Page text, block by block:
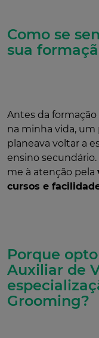
Como se
sua
Antes da
na minha vida,
planeava voltar a
ensino
me à atenção pela
cursos e
Porque
Auxiliar de
Grooming?